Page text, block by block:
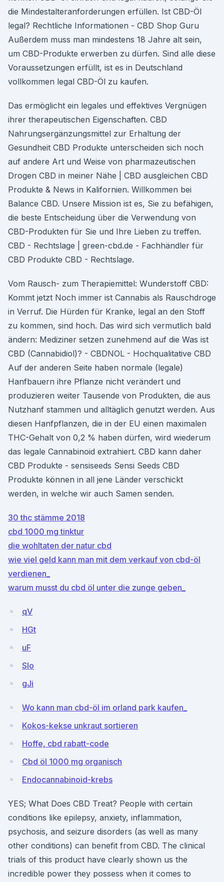
die Mindestalteranforderungen erfüllen. Ist CBD-Öl
legal? Rechtliche Informationen - CBD Shop Guru
Außerdem muss man mindestens 18 Jahre alt sein,
um CBD-Produkte erwerben zu dürfen. Sind alle diese
Voraussetzungen erfüllt, ist es in Deutschland
vollkommen legal CBD-Öl zu kaufen.
Das ermöglicht ein legales und effektives Vergnügen
ihrer therapeutischen Eigenschaften. CBD
Nahrungsergänzungsmittel zur Erhaltung der
Gesundheit CBD Produkte unterscheiden sich noch
auf andere Art und Weise von pharmazeutischen
Drogen CBD in meiner Nähe | CBD ausgleichen CBD
Produkte & News in Kalifornien. Willkommen bei
Balance CBD. Unsere Mission ist es, Sie zu befähigen,
die beste Entscheidung über die Verwendung von
CBD-Produkten für Sie und Ihre Lieben zu treffen.
CBD - Rechtslage | green-cbd.de - Fachhändler für
CBD Produkte CBD - Rechtslage.
Vom Rausch- zum Therapiemittel: Wunderstoff CBD:
Kommt jetzt Noch immer ist Cannabis als Rauschdroge
in Verruf. Die Hürden für Kranke, legal an den Stoff
zu kommen, sind hoch. Das wird sich vermutlich bald
ändern: Mediziner setzen zunehmend auf die Was ist
CBD (Cannabidiol)? - CBDNOL - Hochqualitative CBD
Auf der anderen Seite haben normale (legale)
Hanfbauern ihre Pflanze nicht verändert und
produzieren weiter Tausende von Produkten, die aus
Nutzhanf stammen und alltäglich genutzt werden. Aus
diesen Hanfpflanzen, die in der EU einen maximalen
THC-Gehalt von 0,2 % haben dürfen, wird wiederum
das legale Cannabinoid extrahiert. CBD kann daher
CBD Produkte - sensiseeds Sensi Seeds CBD
Produkte können in all jene Länder verschickt
werden, in welche wir auch Samen senden.
30 thc stämme 2018
cbd 1000 mg tinktur
die wohltaten der natur cbd
wie viel geld kann man mit dem verkauf von cbd-öl
verdienen_
warum musst du cbd öl unter die zunge geben_
qV
HGt
uF
Slo
gJi
Wo kann man cbd-öl im orland park kaufen_
Kokos-kekse unkraut sortieren
Hoffe, cbd rabatt-code
Cbd öl 1000 mg organisch
Endocannabinoid-krebs
YES; What Does CBD Treat? People with certain
conditions like epilepsy, anxiety, inflammation,
psychosis, and seizure disorders (as well as many
other conditions) can benefit from CBD. The clinical
trials of this product have clearly shown us the
incredible power they possess when it comes to